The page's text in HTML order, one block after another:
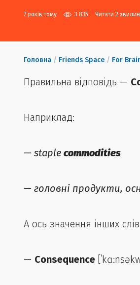
7 років тому 3 835 Читати 2
Головна / Friends Space / For
Правильна відповідь —
Наприклад:
— staple commodities
— головні продукти,
А ось значення інших
— Consequence